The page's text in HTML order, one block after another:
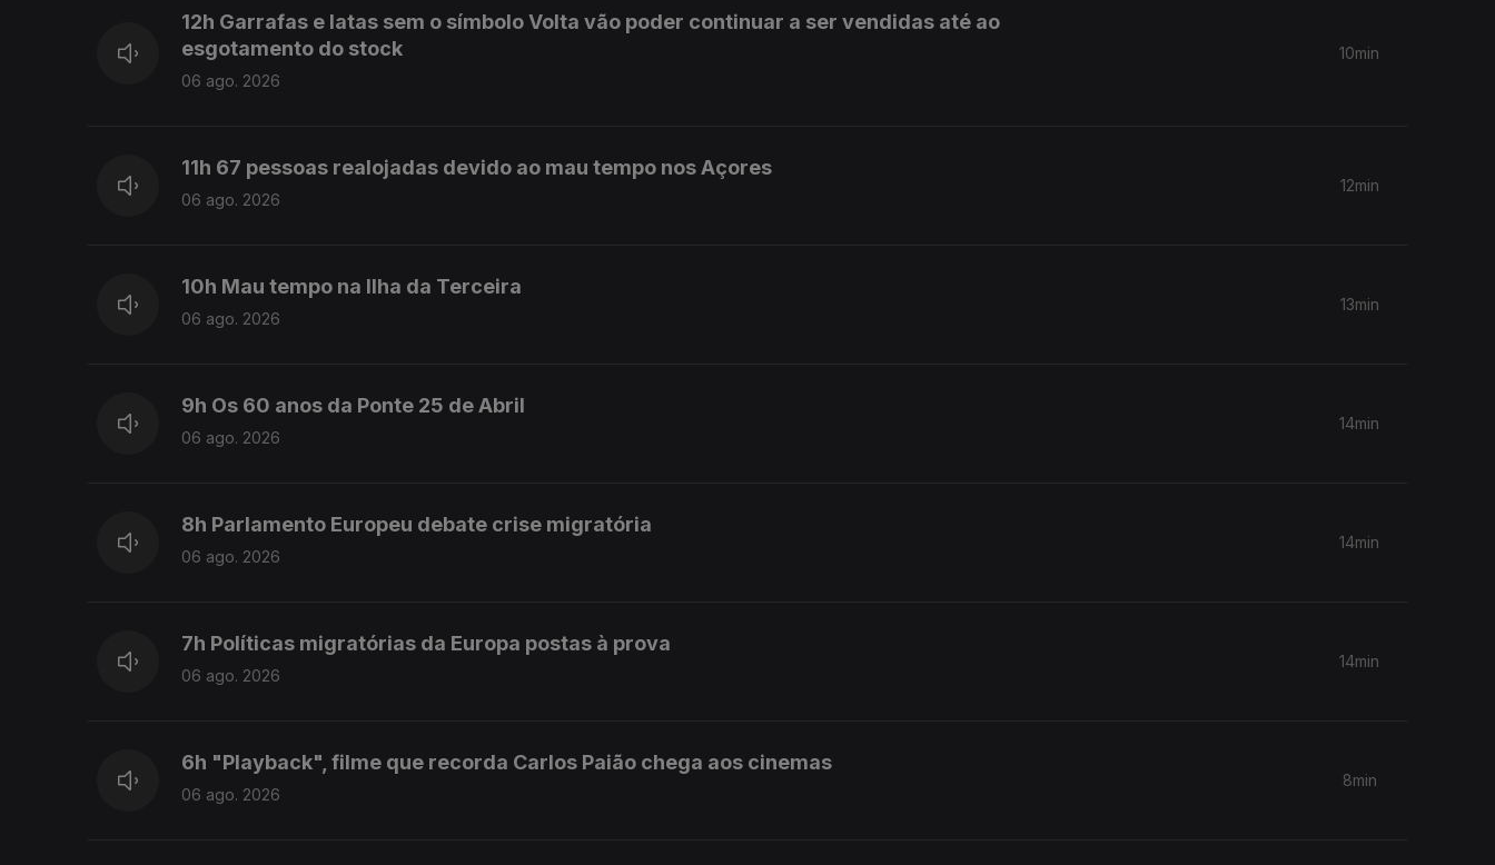
12h Garrafas e latas sem o símbolo Volta vão poder continuar a ser vendidas até ao
esgotamento do stock
06 ago. 2026
10min
11h 67 pessoas realojadas devido ao mau tempo nos Açores
06 ago. 2026
12min
10h Mau tempo na Ilha da Terceira
06 ago. 2026
13min
9h Os 60 anos da Ponte 25 de Abril
06 ago. 2026
14min
8h Parlamento Europeu debate crise migratória
06 ago. 2026
14min
7h Políticas migratórias da Europa postas à prova
06 ago. 2026
14min
6h "Playback", filme que recorda Carlos Paião chega aos cinemas
06 ago. 2026
8min